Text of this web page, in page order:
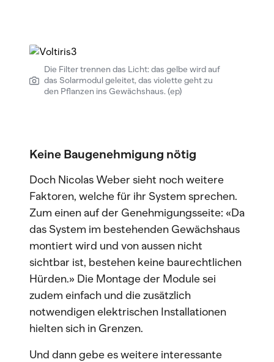
Die Filter trennen das Licht: das gelbe wird auf
das Solarmodul geleitet, das violette geht zu
den Pflanzen ins Gewächshaus. (ep)
Keine Baugenehmigung nötig
Doch Nicolas Weber sieht noch weitere
Faktoren, welche für ihr System sprechen.
Zum einen auf der Genehmigungsseite: «Da
das System im bestehenden Gewächshaus
montiert wird und von aussen nicht
sichtbar ist, bestehen keine baurechtlichen
Hürden.» Die Montage der Module sei
zudem einfach und die zusätzlich
notwendigen elektrischen Installationen
hielten sich in Grenzen.
Und dann gebe es weitere interessante